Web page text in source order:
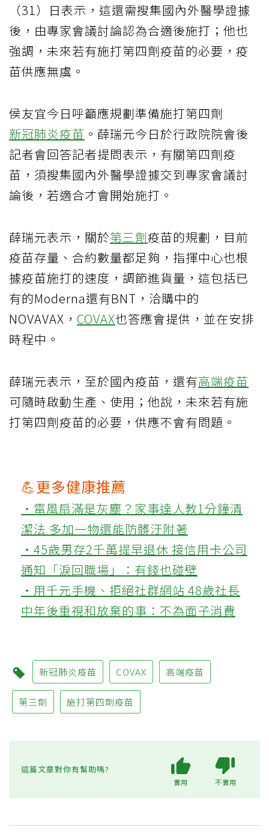
（31）日表示，這還需搜集國內外醫學證據
後，由專家會議討論認為合適後施打；他也
強調，未來若有施打第四劑疫苗的必要，疫
苗供應無虞。
侯友宜今日呼籲應規劃準備施打第四劑
新冠肺炎疫苗 。薛瑞元今日於行政院院會後
記者會回答記者提問表示，有關第四劑疫
苗，須搜集國內外醫學證據交到專家會議討
論後，若適合才會開始施打。
薛瑞元表示，關於第三劑疫苗的規劃，目前
疫苗存量、合約數量都足夠，指揮中心也根
據疫苗施打的速度，調節進貨量，這包括已
有的Moderna還有BNT，洽購中的
NOVAVAX， COVAX也答應會提供，並在安排
時程中。
薛瑞元表示，至於國內疫苗，還有高端疫苗
可隨時啟動生產、使用；他說，未來若有施
打第四劑疫苗的必要，供應不會有問題。
💪更多健康推薦
‧電風扇滿是灰塵？家事達人教1分鐘清
潔法 多加一物還能防髒汙附著
‧45歲男存2千萬提早退休 接信用卡公司
通知「淚回職場」：有錢也碰壁
‧用千元手機、拒絕社群網站 48歲社長
中年後重視和放棄的事：不為面子消費
新冠肺炎疫苗 COVAX 高端疫苗
第三劑 施打第四劑疫苗
這篇文章對你有幫助嗎?
實用 不實用